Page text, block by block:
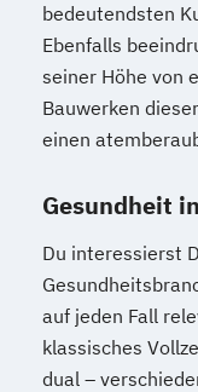
bedeutendsten
Ebenfalls
seiner Höhe von
Bauwerken
einen
Gesundheit
Du interessierst
auf jeden Fall
klassisches
dual –